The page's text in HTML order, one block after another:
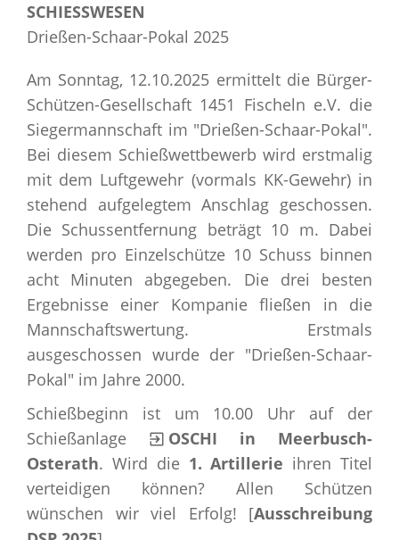
SCHIESSWESEN
Drießen-Schaar-Pokal 2025
Am Sonntag, 12.10.2025 ermittelt die Bürger-
Schützen-Gesellschaft 1451 Fischeln e.V. die
Siegermannschaft im "Drießen-Schaar-Pokal".
Bei diesem Schießwettbewerb wird erstmalig
mit dem Luftgewehr (vormals KK-Gewehr) in
stehend aufgelegtem Anschlag geschossen.
Die Schussentfernung beträgt 10 m. Dabei
werden pro Einzelschütze 10 Schuss binnen
acht Minuten abgegeben. Die drei besten
Ergebnisse einer Kompanie fließen in die
Mannschaftswertung. Erstmals
ausgeschossen wurde der "Drießen-Schaar-
Pokal" im Jahre 2000.
Schießbeginn ist um 10.00 Uhr auf der
Schießanlage
OSCHI in Meerbusch-
Osterath. Wird die 1. Artillerie ihren Titel
verteidigen können? Allen Schützen
wünschen wir viel Erfolg! [Ausschreibung